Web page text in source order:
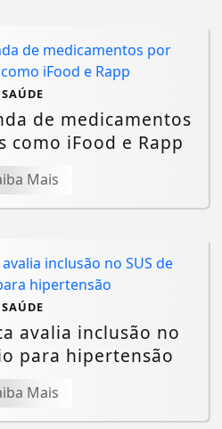
SAÚDE
de medicamentos
iFood e Rapp
Mais
SAÚDE
avalia inclusão no
para hipertensão
Mais